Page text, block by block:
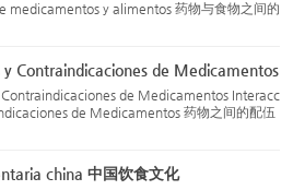
medicamentos y alimentos 药物与食物之间的
y Contraindicaciones de Medicamentos
de Medicamentos Interacc
de Medicamentos 药物之间的配伍
china 中国饮食文化